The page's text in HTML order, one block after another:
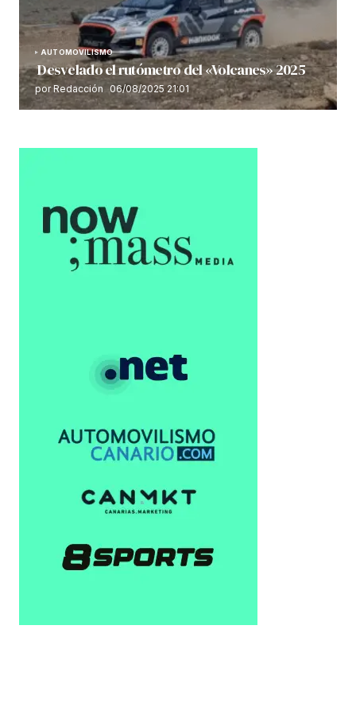
AUTOMOVILISMO
Desvelado el rutómetro del «Volcanes» 2025
por Redacción 06/08/2025 21:01